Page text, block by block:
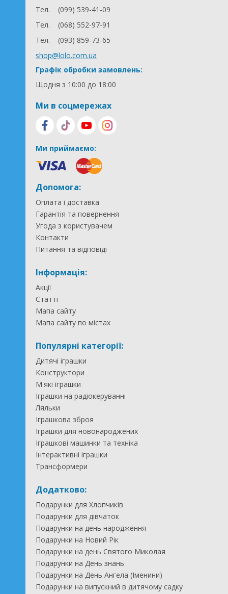
Тел.
(099) 539-41-09
Тел.
(068) 552-97-91
Тел.
(093) 859-73-65
shop@lolo.com.ua
Графік обробки замовлень:
Щодня з 10:00 до 18:00
Ми в соцмережах
Ми приймаємо:
Допомога:
Оплата і доставка
Гарантія та повернення
Угода з користувачем
Контакти
Питання та відповіді
Інформація:
Акції
Статті
Мапа сайту
Мапа сайту по містах
Популярні категорії:
Дитячі іграшки
Конструктори
М'які іграшки
Іграшки на радіокеруванні
Ляльки
Іграшкова зброя
Іграшки для новонароджених
Іграшкові машинки та техніка
Інтерактивні іграшки
Трансформери
Додатково:
Подарунки для Хлопчиків
Подарунки для дівчаток
Подарунки на день народження
Подарунки на Новий Рік
Подарунки на день Святого Миколая
Подарунки на День знань
Подарунки на День Ангела (Іменини)
Подарунки на випускний в дитячому садку